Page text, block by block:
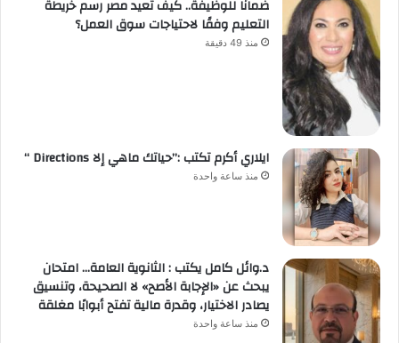
ضمانًا للوظيفة.. كيف تعيد مصر رسم خريطة
التعليم وفقًا لاحتياجات سوق العمل؟
منذ 49 دقيقة
ايلاري أكرم تكتب :”حياتك ماهي إلا Directions “
منذ ساعة واحدة
د.وائل كامل يكتب : الثانوية العامة… امتحان
يبحث عن «الإجابة الأصح» لا الصحيحة، وتنسيق
يصادر الاختيار، وقدرة مالية تفتح أبوابًا مغلقة
منذ ساعة واحدة